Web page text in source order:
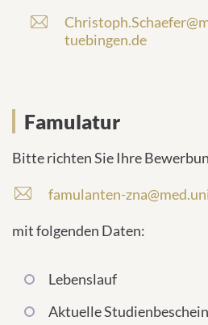
s
s
-
A
s
e
:
E
-
-
d
e
s
tuebingen.de
Famulatur
Bitte richten Sie Ihre
famulanten-
mit folgenden Daten:
Lebenslauf
Aktuelle